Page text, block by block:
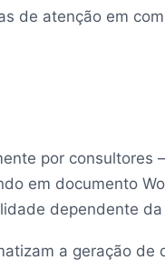
de atenção em
por consultores
em documento
dependente da
a geração de